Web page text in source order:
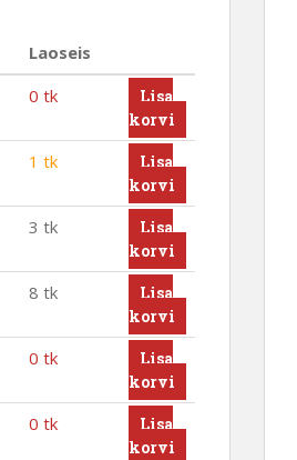
Laoseis
0 tk
Lisa
korvi
1 tk
Lisa
korvi
3 tk
Lisa
korvi
8 tk
Lisa
korvi
0 tk
Lisa
korvi
0 tk
Lisa
korvi